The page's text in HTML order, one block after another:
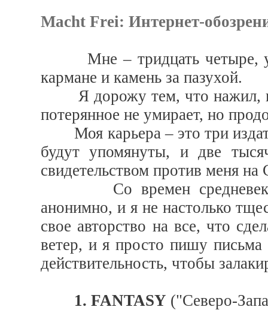
Macht Frei: Интернет-
Мне – тридцать четыре, у
кармане и камень за пазухой.
Я дорожу тем, что нажил, и
потерянное не умирает, но
Моя карьера – это три
будут упомянуты, и две
свидетельством против меня
Со времен
анонимно, и я не настолько
свое авторство на все, что
ветер, и я просто пишу
действительность, чтобы
1. FANTASY ("Северо-